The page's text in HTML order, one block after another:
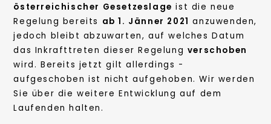
österreichischer Gesetzeslage ist die neue
Regelung bereits ab 1. Jänner 2021 anzuwenden,
jedoch bleibt abzuwarten, auf welches Datum
das Inkrafttreten dieser Regelung verschoben
wird. Bereits jetzt gilt allerdings -
aufgeschoben ist nicht aufgehoben. Wir werden
Sie über die weitere Entwicklung auf dem
Laufenden halten.